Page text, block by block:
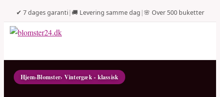
✔ 7 dages garanti|🚚 Levering samme dag |🌸 Over 500 buketter
Hjem›Blomster› Vintergæk - klassisk